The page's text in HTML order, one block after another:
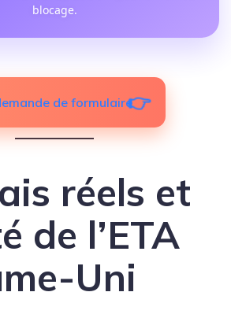
blocage.
de formulaire
réels et
de l’ETA
Uni